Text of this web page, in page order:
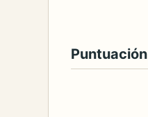
Puntuación